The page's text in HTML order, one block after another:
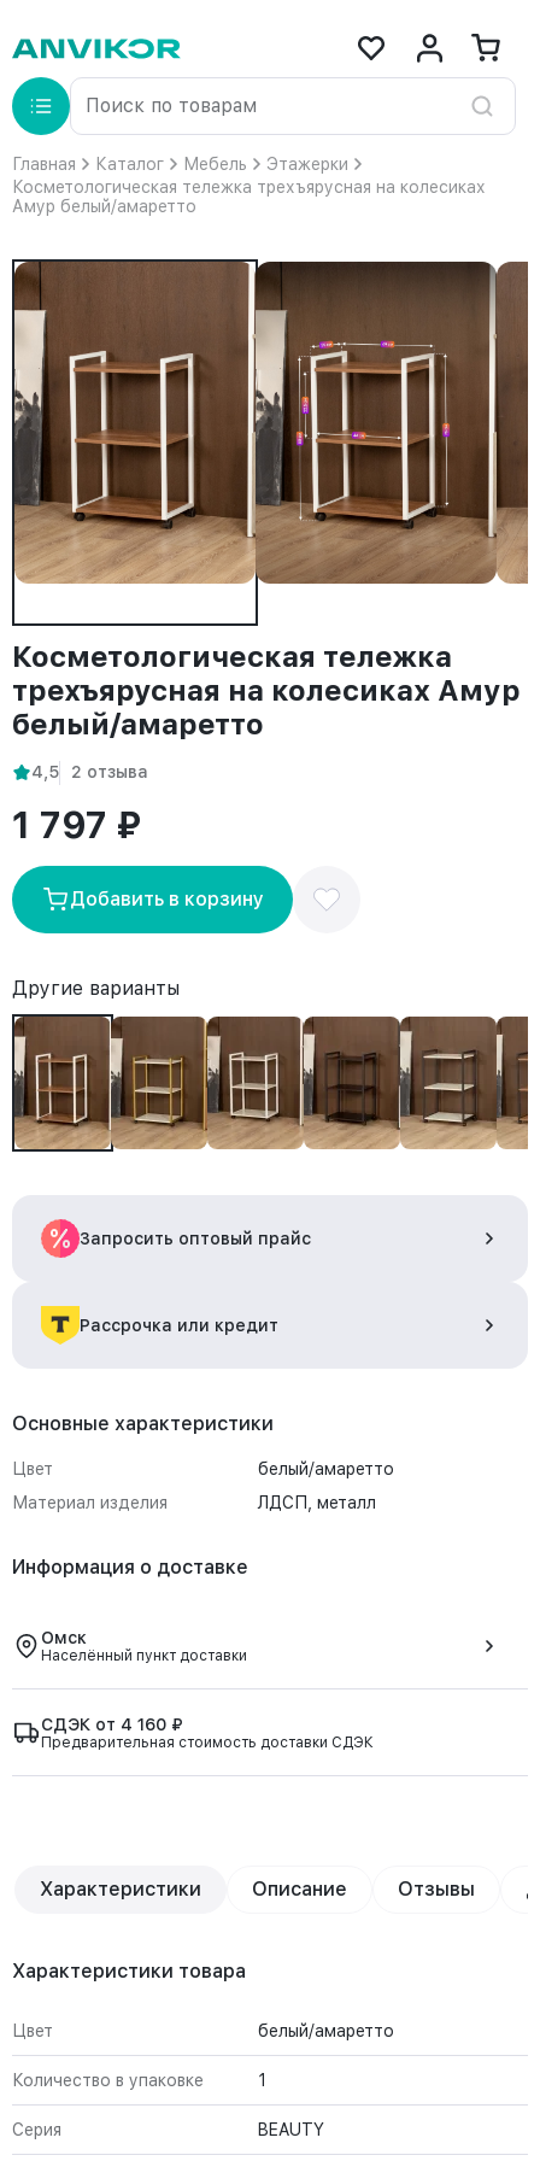
Главная Каталог Мебель
Этажерки
Косметологическая тележка трехъярусная на колесиках
Амур белый/амаретто
Косметологическая тележка
трехъярусная на колесиках Амур
белый/амаретто
4,5 2 отзыва
1 797 ₽
Добавить в корзину
Другие варианты
Запросить оптовый прайс
Рассрочка или кредит
Основные характеристики
Цвет
белый/амаретто
Материал изделия
ЛДСП, металл
Информация о доставке
Омск
Населённый пункт доставки
СДЭК от 4 160 ₽
Предварительная стоимость доставки СДЭК
Характеристики Описание Отзывы
Характеристики товара
Цвет белый/амаретто
Количество в упаковке 1
Серия BEAUTY